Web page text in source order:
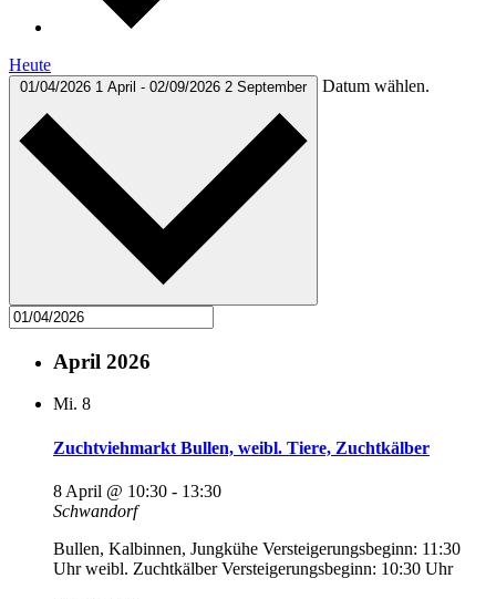
Heute
01/04/2026 1 April - 02/09/2026 2 September Datum wählen.
April 2026
Mi. 8
Zuchtviehmarkt Bullen, weibl. Tiere, Zuchtkälber
8 April @ 10:30 - 13:30
Schwandorf
Bullen, Kalbinnen, Jungkühe Versteigerungsbeginn: 11:30
Uhr weibl. Zuchtkälber Versteigerungsbeginn: 10:30 Uhr